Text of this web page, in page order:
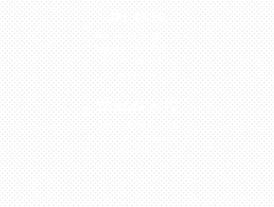
JAKARTA
Perumahan Boulevard
Taman Surya 3 Blok h2,
No.27, Jakarta –
Indonesia
TANGERANG
Husein Sastra Negara,
No.8 Jurumudi Tangerang
– Indonesia